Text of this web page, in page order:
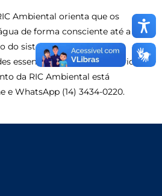
Ambiental orienta que os
de forma consciente até a
do sistema, priorizando o
essenciais. Em caso de dúvidas,
da RIC Ambiental está
e WhatsApp (14) 3434-0220.